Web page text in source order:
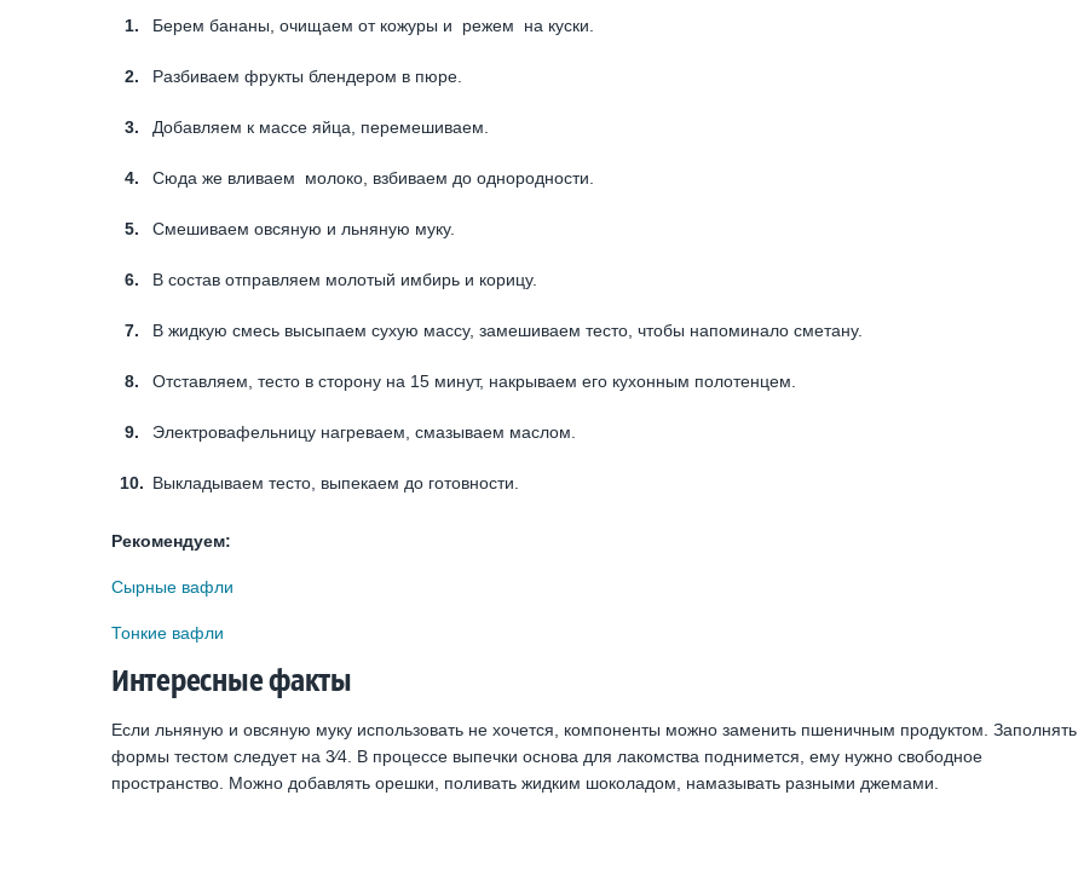
Берем бананы, очищаем от кожуры и режем на куски.
Разбиваем фрукты блендером в пюре.
Добавляем к массе яйца, перемешиваем.
Сюда же вливаем молоко, взбиваем до однородности.
Смешиваем овсяную и льняную муку.
В состав отправляем молотый имбирь и корицу.
В жидкую смесь высыпаем сухую массу, замешиваем тесто, чтобы напоминало сметану.
Отставляем, тесто в сторону на 15 минут, накрываем его кухонным полотенцем.
Электровафельницу нагреваем, смазываем маслом.
Выкладываем тесто, выпекаем до готовности.
Рекомендуем:
Сырные вафли
Тонкие вафли
Интересные факты
Если льняную и овсяную муку использовать не хочется, компоненты можно заменить пшеничным продуктом. Заполнять
формы тестом следует на 3⁄4. В процессе выпечки основа для лакомства поднимется, ему нужно свободное
пространство. Можно добавлять орешки, поливать жидким шоколадом, намазывать разными джемами.